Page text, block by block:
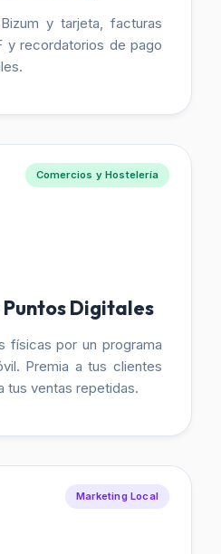
y tarjeta, facturas
y recordatorios de pago
Comercios y Hostelería
Digitales
físicas por un programa
Premia a tus clientes
tus ventas repetidas.
Marketing Local